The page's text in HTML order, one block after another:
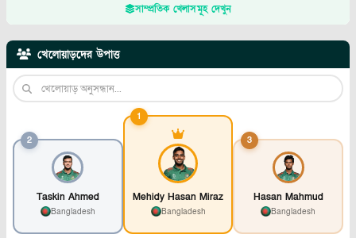
সাম্প্রতিক খেলাসমূহ দেখুন
খেলোয়াড়দের উপাত্ত
2
Taskin Ahmed
Bangladesh
1
Mehidy Hasan Miraz
Bangladesh
3
Hasan Mahmud
Bangladesh